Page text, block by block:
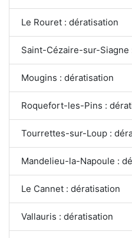
Le Rouret : dératisation
Saint-Cézaire-sur-Siagne
Mougins : dératisation
Roquefort-les-Pins :
Tourrettes-sur-Loup :
Mandelieu-la-Napoule :
Le Cannet : dératisation
Vallauris : dératisation